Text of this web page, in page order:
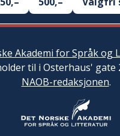
Akademi for Språk og
til i Osterhaus' gate
NAOB-redaksjonen.